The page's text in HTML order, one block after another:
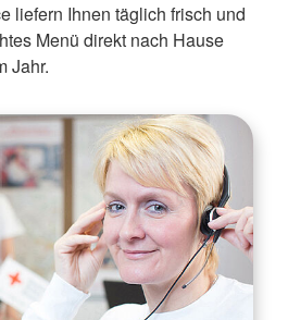
liefern Ihnen täglich frisch und
Menü direkt nach Hause
Jahr.